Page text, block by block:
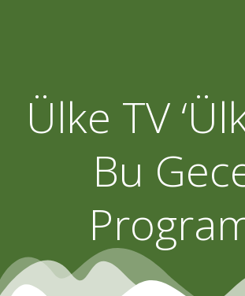
Ülke TV
Bu